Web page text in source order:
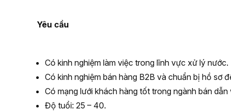
Yêu cầu
Có kinh nghiệm làm việc trong lĩnh vực xử lý nước.
Có kinh nghiệm bán hàng B2B và chuẩn bị hồ sơ
Có mạng lưới khách hàng tốt trong ngành bán
Độ tuổi: 25 – 40.